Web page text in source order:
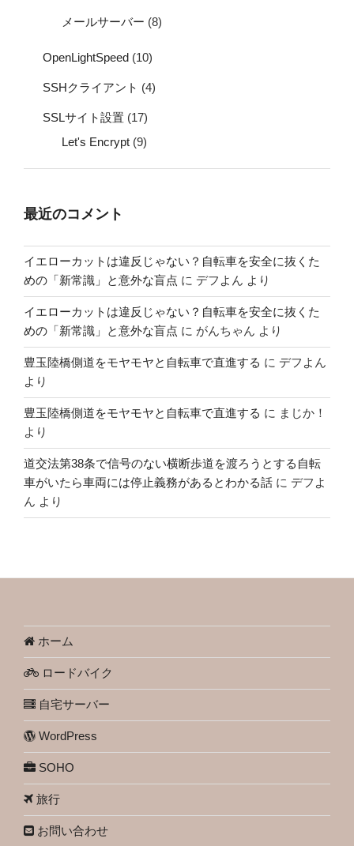
メールサーバー (8)
OpenLightSpeed (10)
SSHクライアント (4)
SSLサイト設置 (17)
Let's Encrypt (9)
最近のコメント
イエローカットは違反じゃない？自転車を安全に抜くた
めの「新常識」と意外な盲点 に デフよん より
イエローカットは違反じゃない？自転車を安全に抜くた
めの「新常識」と意外な盲点 に がんちゃん より
豊玉陸橋側道をモヤモヤと自転車で直進する に デフよん
より
豊玉陸橋側道をモヤモヤと自転車で直進する に まじか！
より
道交法第38条で信号のない横断歩道を渡ろうとする自転
車がいたら車両には停止義務があるとわかる話 に デフよ
ん より
ホーム
ロードバイク
自宅サーバー
WordPress
SOHO
旅行
お問い合わせ